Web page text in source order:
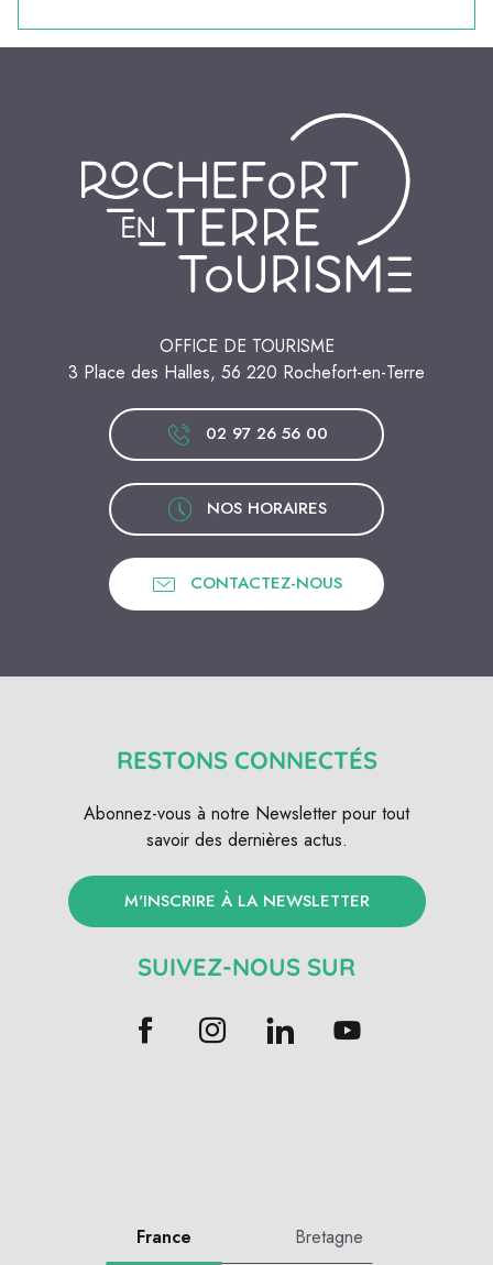
OFFICE DE TOURISME
3 Place des Halles, 56 220 Rochefort-en-Terre
02 97 26 56 00
NOS HORAIRES
CONTACTEZ-NOUS
RESTONS CONNECTÉS
Abonnez-vous à notre Newsletter pour tout
savoir des dernières actus.
M'INSCRIRE À LA NEWSLETTER
SUIVEZ-NOUS SUR
France Bretagne